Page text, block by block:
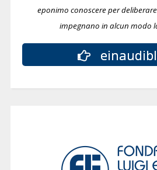
eponimo conoscere per
impegnano in alcun modo